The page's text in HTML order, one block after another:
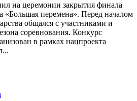
на церемонии закрытия финала
«Большая перемена». Перед началом
общался с участниками и
соревнования. Конкурс
в рамках нацпроекта